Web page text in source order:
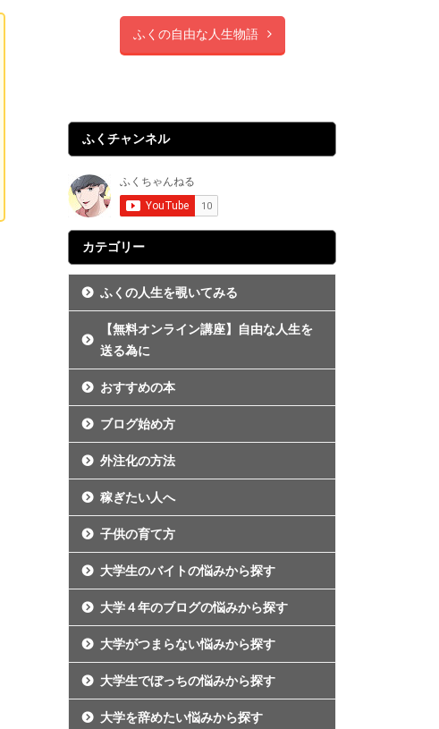
ふくの自由な人生物語
ふくチャンネル
カテゴリー
ふくの人生を覗いてみる
【無料オンライン講座】自由な人生を
送る為に
おすすめの本
ブログ始め方
外注化の方法
稼ぎたい人へ
子供の育て方
大学生のバイトの悩みから探す
大学４年のブログの悩みから探す
大学がつまらない悩みから探す
大学生でぼっちの悩みから探す
大学を辞めたい悩みから探す